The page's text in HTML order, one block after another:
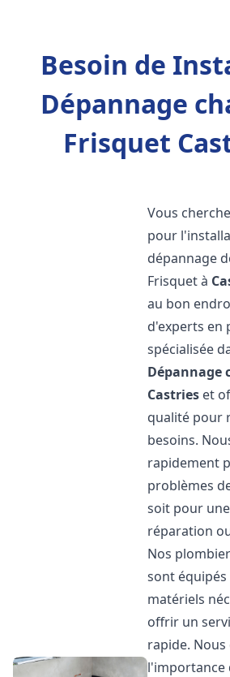
Besoin de
Dépannage
Frisquet
Vous
pour
dépannage
Frisquet à
au bon
d'experts en
spécialisée
Dépannage
Castries et
qualité pour
besoins.
rapidement
problèmes
soit pour
réparation
Nos
sont
matériels
offrir un
rapide.
l'importance